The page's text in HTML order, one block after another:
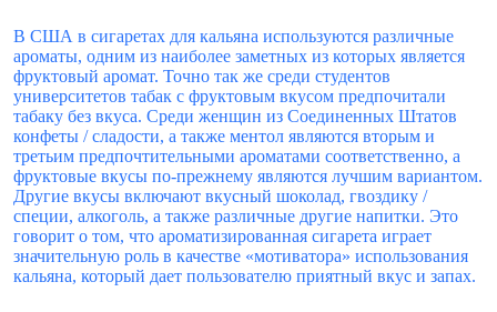
В США в сигаретах для кальяна используются различные
ароматы, одним из наиболее заметных из которых является
фруктовый аромат. Точно так же среди студентов
университетов табак с фруктовым вкусом предпочитали
табаку без вкуса. Среди женщин из Соединенных Штатов
конфеты / сладости, а также ментол являются вторым и
третьим предпочтительными ароматами соответственно, а
фруктовые вкусы по-прежнему являются лучшим вариантом.
Другие вкусы включают вкусный шоколад, гвоздику /
специи, алкоголь, а также различные другие напитки. Это
говорит о том, что ароматизированная сигарета играет
значительную роль в качестве «мотиватора» использования
кальяна, который дает пользователю приятный вкус и запах.